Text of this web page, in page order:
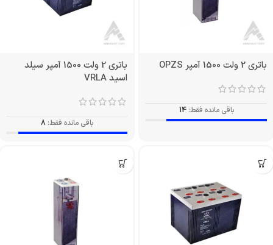
باتری 2 ولت 1500 آمپر OPZS
باقی مانده فقط: 14
باتری 2 ولت 1500 آمپر سیلد
اسید VRLA
باقی مانده فقط: 8